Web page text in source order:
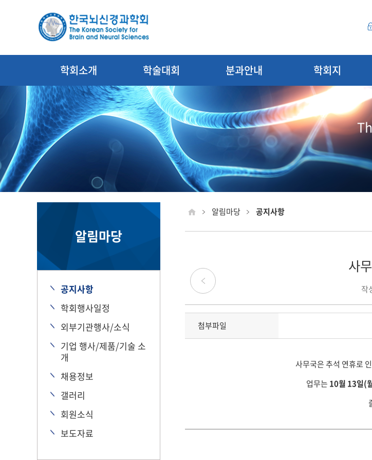
학회소개 학술대회 분과안내 학회지
알림마당
공지사항
학회행사일정
외부기관행사/소식
기업 행사/제품/기술 소
개
채용정보
갤러리
회원소식
보도자료
알림마당 공지사항
사
작
첨부파일
사무국은 추석 연휴로
업무는 10월 13일(